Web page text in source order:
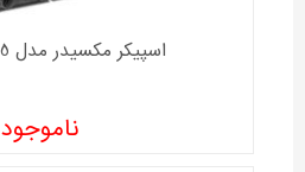
اسپیکر مکسیدر مدل YM-523 LP5
ناموجود